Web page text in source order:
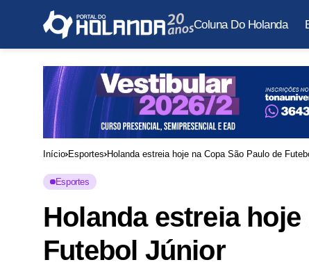
Coluna Do Holanda
Início Esportes Holanda estreia hoje na Copa São Paulo de
Esportes
Holanda estreia
Futebol Júnior